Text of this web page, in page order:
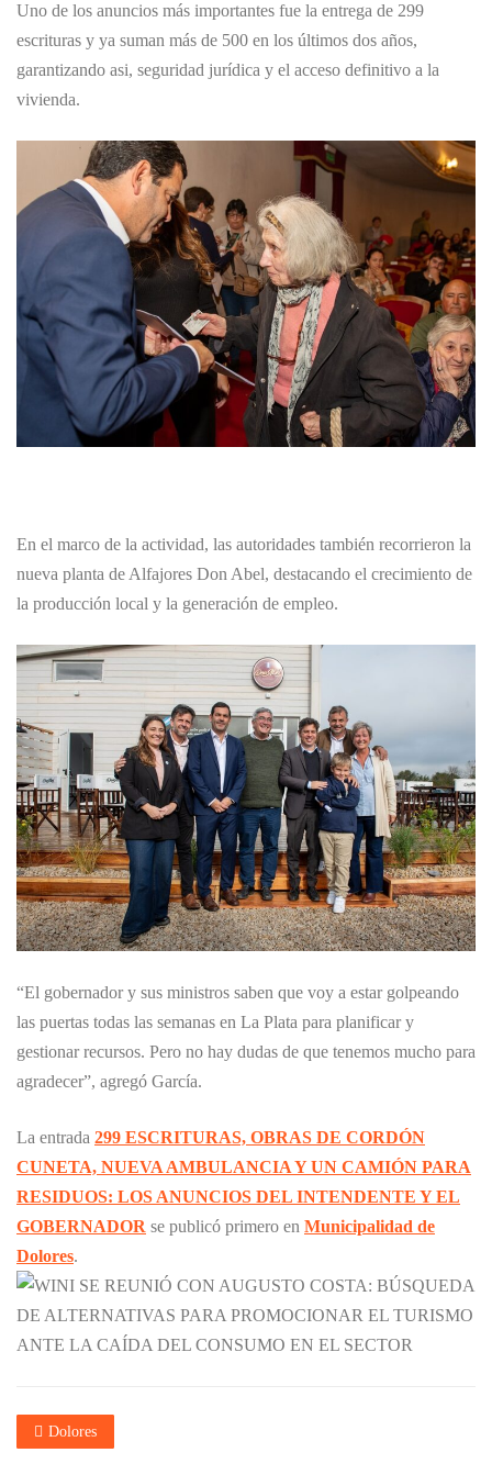
Uno de los anuncios más importantes fue la entrega de 299
escrituras y ya suman más de 500 en los últimos dos años,
garantizando asi, seguridad jurídica y el acceso definitivo a la
vivienda.
En el marco de la actividad, las autoridades también recorrieron la
nueva planta de Alfajores Don Abel, destacando el crecimiento de
la producción local y la generación de empleo.
“El gobernador y sus ministros saben que voy a estar golpeando
las puertas todas las semanas en La Plata para planificar y
gestionar recursos. Pero no hay dudas de que tenemos mucho para
agradecer”, agregó García.
La entrada 299 ESCRITURAS, OBRAS DE CORDÓN
CUNETA, NUEVA AMBULANCIA Y UN CAMIÓN PARA
RESIDUOS: LOS ANUNCIOS DEL INTENDENTE Y EL
GOBERNADOR se publicó primero en Municipalidad de
Dolores.
Dolores